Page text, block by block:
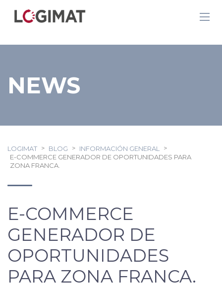
NEWS
LOGIMAT > BLOG > INFORMACIÓN GENERAL
>
E-COMMERCE GENERADOR DE OPORTUNIDADES PARA
ZONA FRANCA.
E-COMMERCE
GENERADOR DE
OPORTUNIDADES
PARA ZONA FRANCA.